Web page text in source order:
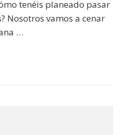
tenéis planeado pasar
Nosotros vamos a cenar
…